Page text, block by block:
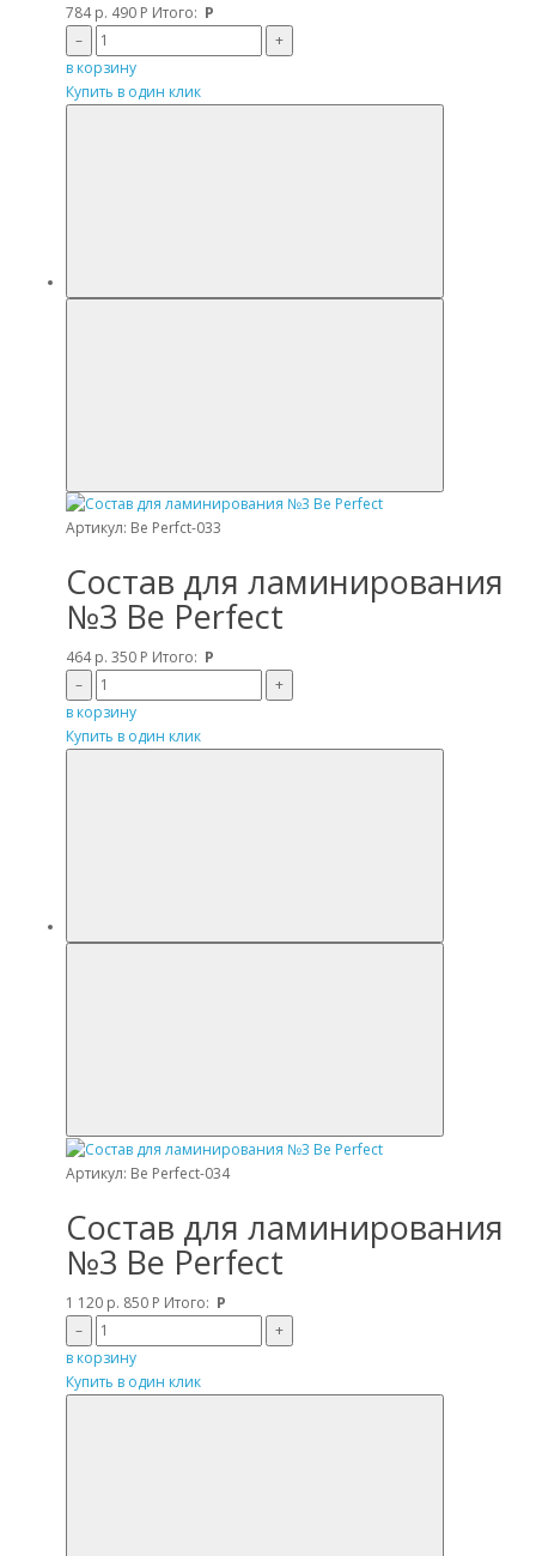
784 р. 490 Р Итого: Р
–
+
в корзину
Купить в один клик
Артикул: Be Perfct-033
Состав для ламинирования
№3 Be Perfect
464 р. 350 Р Итого: Р
–
+
в корзину
Купить в один клик
Артикул: Be Perfect-034
Состав для ламинирования
№3 Be Perfect
1 120 р. 850 Р Итого: Р
–
+
в корзину
Купить в один клик